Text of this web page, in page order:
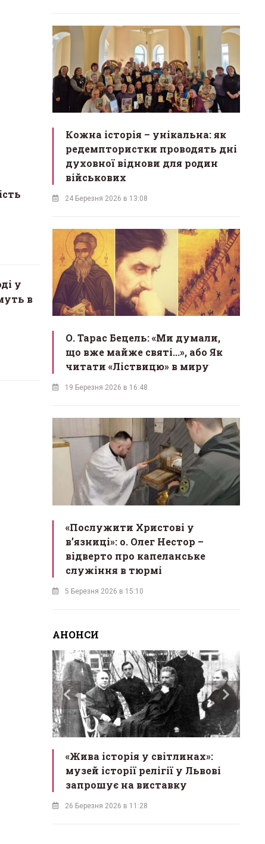
у
в
Кожна історія – унікальна: як
редемптористки проводять дні
духовної віднови для родин
військових
24 Березня 2026 в 13:08
О. Тарас Бецель: «Ми думали,
що вже майже святі...», або Як
читати «Ліствицю» в миру
19 Березня 2026 в 16:48
«Послужити Христові у
вʼязниці»: о. Олег Нестор –
відверто про капеланське
служіння в тюрмі
5 Березня 2026 в 15:10
АНОНСИ
«Жива історія у світлинах»:
музей історії релігії у Львові
запрошує на виставку
26 Березня 2026 в 11:28